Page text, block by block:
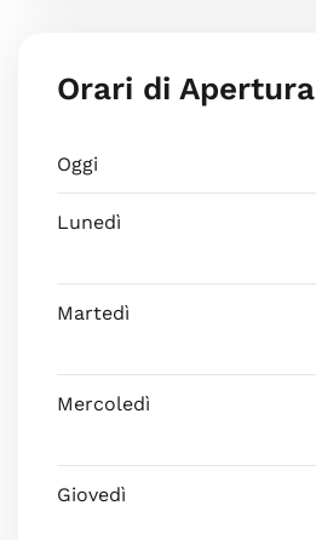
Orari di Apertura
Oggi
Lunedì
Martedì
Mercoledì
Giovedì